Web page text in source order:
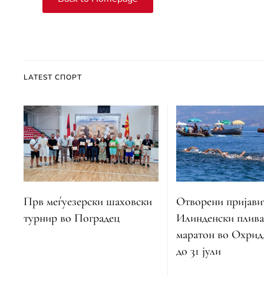
LATEST СПОРТ
Прв меѓуезерски шаховски
турнир во Поградец
Отворени
Илинденски
маратон во
до 31 јули